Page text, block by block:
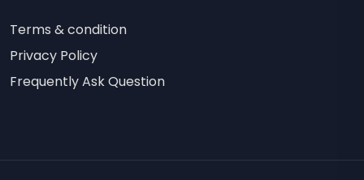
Terms & condition
Privacy Policy
Frequently Ask Question